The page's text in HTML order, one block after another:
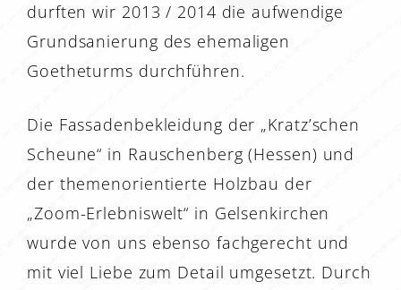
durften wir 2013 / 2014 die aufwendige
Grundsanierung des ehemaligen
Goetheturms durchführen.
Die Fassadenbekleidung der „Kratz’schen
Scheune“ in Rauschenberg (Hessen) und
der themenorientierte Holzbau der
„Zoom-Erlebniswelt“ in Gelsenkirchen
wurde von uns ebenso fachgerecht und
mit viel Liebe zum Detail umgesetzt. Durch